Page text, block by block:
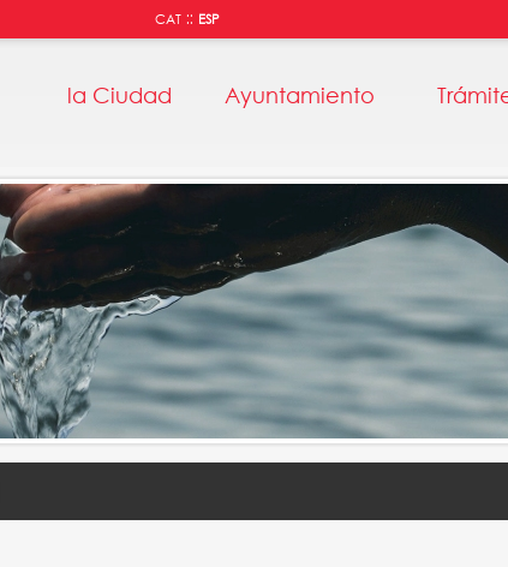
CAT:: ESP
la Ciudad Ayuntamiento